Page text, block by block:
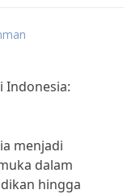
Indonesia:
menjadi
dalam
hingga